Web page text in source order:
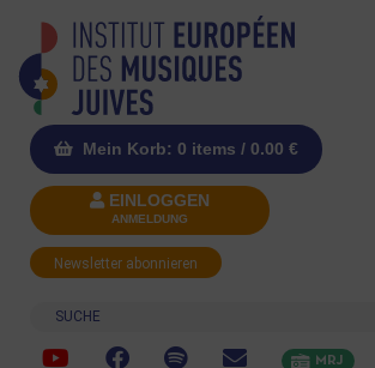
Mein Korb: 0 items / 0.00 €
EINLOGGEN
ANMELDUNG
Newsletter abonnieren
Suche
MRJ